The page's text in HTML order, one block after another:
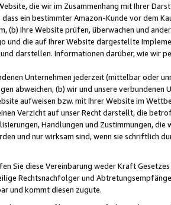
die wir im Zusammenhang mit Ihrer
ein bestimmter Amazon-Kunde vor dem
Ihre Website prüfen, überwachen und
und die auf Ihrer Website dargestellte
darstellen. Informationen darüber, wie wir
Unternehmen jederzeit (mittelbar oder
abweichen, (b) wir und unsere
aufweisen bzw. mit Ihrer Website im
Verzicht auf unser Recht darstellt, die
Handlungen und Zustimmungen, die
und nur wirksam sind, wenn sie schriftlich
Sie diese Vereinbarung weder Kraft
Rechtsnachfolger und
und kommt diesen zugute.